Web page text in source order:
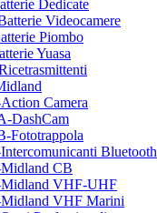
Dedicate
Videocamere
Piombo
Yuasa
Camera
DashCam
Fototrappola
Bluetooth
CB
VHF-UHF
VHF Marini